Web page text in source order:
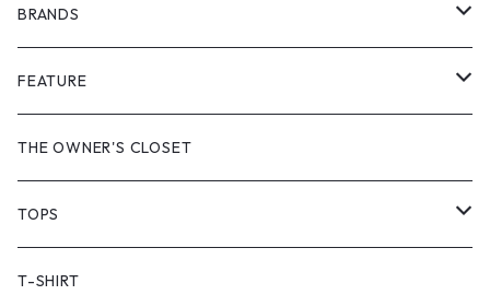
BRANDS
GHOST ALMOSTBLACK
PRODUCT TWELVE
BAICYCLON
Little Yarmouth
FEATURE
NEW VINTAGE
Supreme
Stussy
VINTAGE OUTDOOR
ARC'TERYX
RTW VINTAGE
THE OWNER'S CLOSET
TOPS
JACKET
T-SHIRT